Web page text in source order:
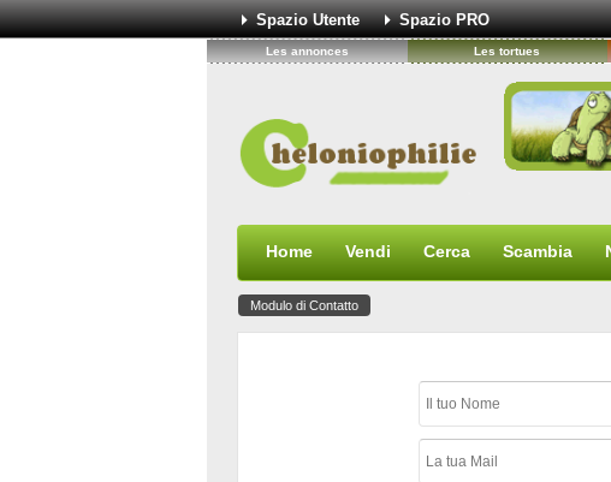
Spazio Utente Spazio PRO
Les annonces Les tortues
Home Vendi Cerca Scambia
Modulo di Contatto